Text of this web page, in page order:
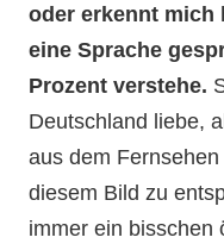
oder erkennt mich
eine Sprache
Prozent verstehe.
Deutschland liebe,
aus dem
diesem Bild zu
immer ein bisschen